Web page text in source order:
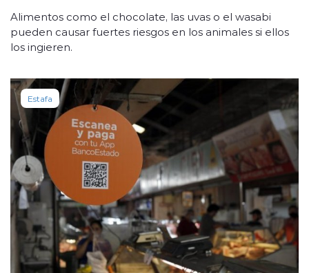
Alimentos como el chocolate, las uvas o el wasabi
pueden causar fuertes riesgos en los animales si ellos
los ingieren.
Estafa